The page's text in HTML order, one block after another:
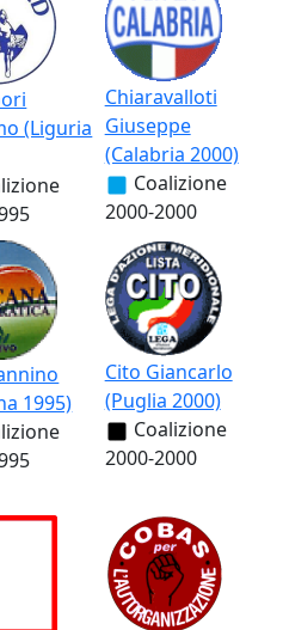
(Liguria
Chiaravalloti
Giuseppe
(Calabria 2000)
Coalizione
2000-2000
1995)
Cito Giancarlo
(Puglia 2000)
Coalizione
2000-2000